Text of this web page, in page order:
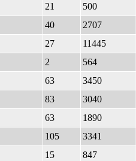
21 500
40 2707
27 11445
2 564
63 3450
83 3040
63 1890
105 3341
15 847